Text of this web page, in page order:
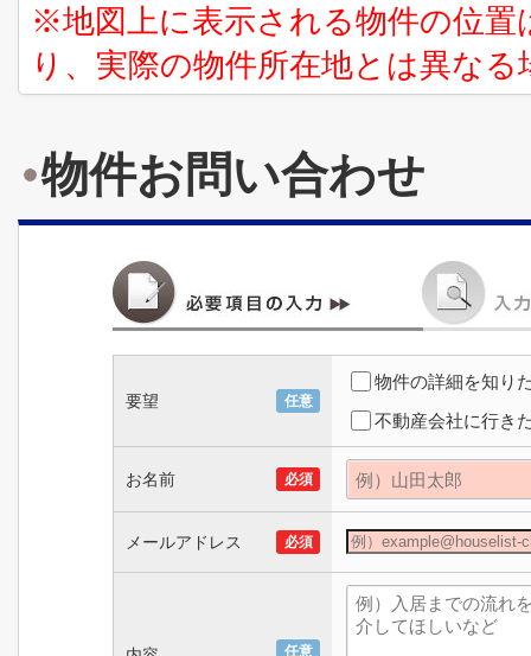
※地図上に表示される物件の位
り、実際の物件所在地とは異な
物件お問い合わせ
要望 任意
物件の詳細を知り
不動産会社に行き
お名前 必須
メールアドレス 必須
任意